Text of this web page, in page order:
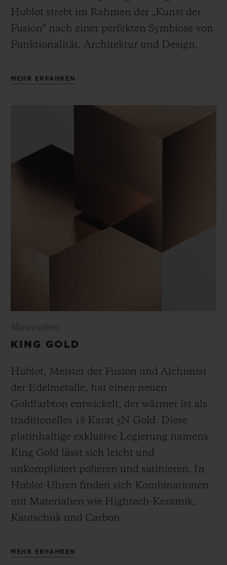
Hublot strebt im Rahmen der „Kunst der
Fusion“ nach einer perfekten Symbiose von
Funktionalität, Architektur und Design.
MEHR ERFAHREN
Materialien
KING GOLD
Hublot, Meister der Fusion und Alchimist
der Edelmetalle, hat einen neuen
Goldfarbton entwickelt, der wärmer ist als
traditionelles 18 Karat 5N Gold. Diese
platinhaltige exklusive Legierung namens
King Gold lässt sich leicht und
unkompliziert polieren und satinieren. In
Hublot-Uhren finden sich Kombinationen
mit Materialien wie Hightech-Keramik,
Kautschuk und Carbon.
MEHR ERFAHREN